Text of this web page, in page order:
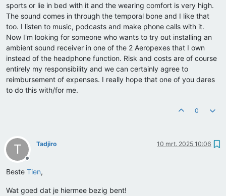
sports or lie in bed with it and the wearing comfort is very high.
The sound comes in through the temporal bone and I like that
too. I listen to music, podcasts and make phone calls with it.
Now I'm looking for someone who wants to try out installing an
ambient sound receiver in one of the 2 Aeropexes that I own
instead of the headphone function. Risk and costs are of course
entirely my responsibility and we can certainly agree to
reimbursement of expenses. I really hope that one of you dares
to do this with/for me.
0
T
Offline
Tadjiro 10 mrt. 2025 10:06
Beste Tien,
Wat goed dat je hiermee bezig bent!